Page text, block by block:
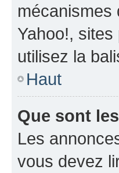
mécanismes
Yahoo!,
utilisez la
Haut
Que sont
Les
vous devez